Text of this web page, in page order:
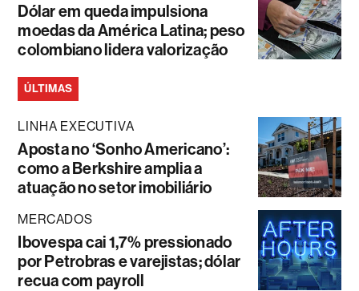
Dólar em queda impulsiona
moedas da América Latina; peso
colombiano lidera valorização
ÚLTIMAS
LINHA EXECUTIVA
Aposta no ‘Sonho Americano’:
como a Berkshire amplia a
atuação no setor imobiliário
MERCADOS
Ibovespa cai 1,7% pressionado
por Petrobras e varejistas; dólar
recua com payroll